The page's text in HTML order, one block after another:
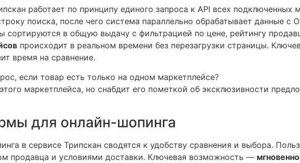
работает по принципу единого запроса к API всех подключенных
поиска, после чего система параллельно обрабатывает данные с
сортируются в общую выдачу с фильтрацией по цене, рейтингу
происходит в реальном времени без перезагрузки страницы.
время на сравнение.
если товар есть только на одном маркетплейсе?
маркетплейса, но снабдит его пометкой об эксклюзивности
для онлайн-шопинга
в сервисе Трипскан сводятся к удобству сравнения и выбора.
продавца и условиями доставки. Ключевая возможность —